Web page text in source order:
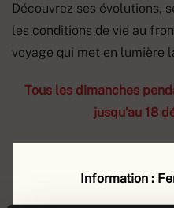
Information :
Découvrez ses évolutions,
les conditions de vie au
voyage qui met en lumière
Tous les dimanches
jusqu’au 18